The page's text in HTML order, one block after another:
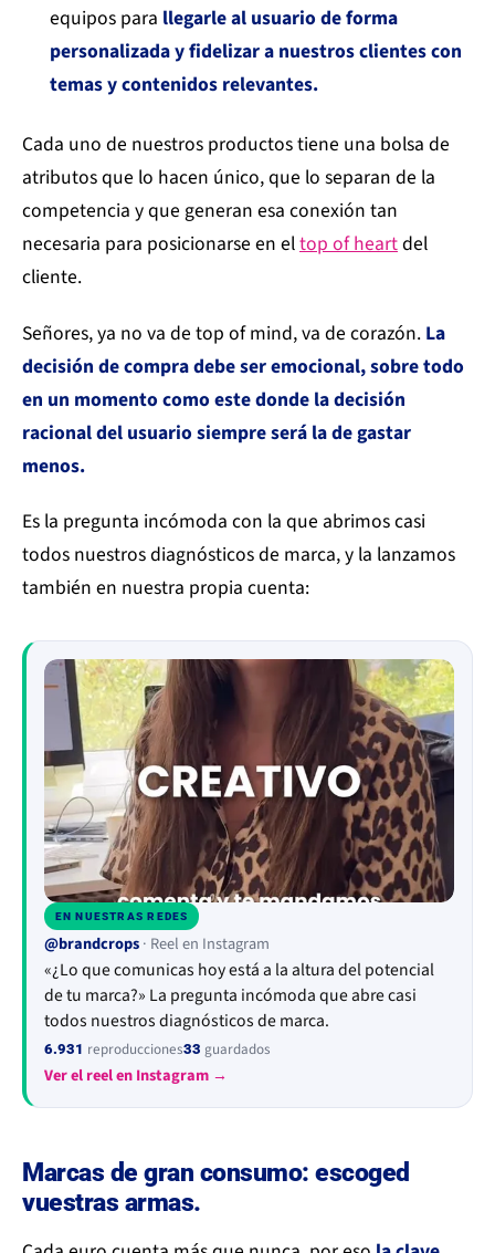
equipos para llegarle al usuario de forma
personalizada y fidelizar a nuestros clientes con
temas y contenidos relevantes.
Cada uno de nuestros productos tiene una bolsa de
atributos que lo hacen único, que lo separan de la
competencia y que generan esa conexión tan
necesaria para posicionarse en eltop of heartdel
cliente.
Señores, ya no va de top of mind, va de corazón. La
decisión de compra debe ser emocional, sobre todo
en un momento como este donde la decisión
racional del usuario siempre será la de gastar
menos.
Es la pregunta incómoda con la que abrimos casi
todos nuestros diagnósticos de marca, y la lanzamos
también en nuestra propia cuenta:
▶
EN NUESTRAS REDES
@brandcrops· Reel en Instagram
«¿Lo que comunicas hoy está a la altura del potencial
de tu marca?» La pregunta incómoda que abre casi
todos nuestros diagnósticos de marca.
6.931 reproducciones33 guardados
Ver el reel en Instagram →
Marcas de gran consumo: escoged
vuestras armas.